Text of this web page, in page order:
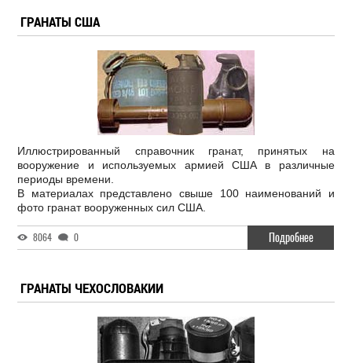
ГРАНАТЫ США
Иллюстрированный справочник гранат, принятых на
вооружение и используемых армией США в различные
периоды времени.
В материалах представлено свыше 100 наименований и
фото гранат вооруженных сил США.
8064 0 Подробнее
ГРАНАТЫ ЧЕХОСЛОВАКИИ